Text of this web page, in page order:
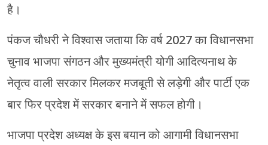
है।
पंकज चौधरी ने विश्वास जताया कि वर्ष 2027 का विधानसभा
चुनाव भाजपा संगठन और मुख्यमंत्री योगी आदित्यनाथ के
नेतृत्व वाली सरकार मिलकर मजबूती से लड़ेगी और पार्टी एक
बार फिर प्रदेश में सरकार बनाने में सफल होगी।
भाजपा प्रदेश अध्यक्ष के इस बयान को आगामी विधानसभा